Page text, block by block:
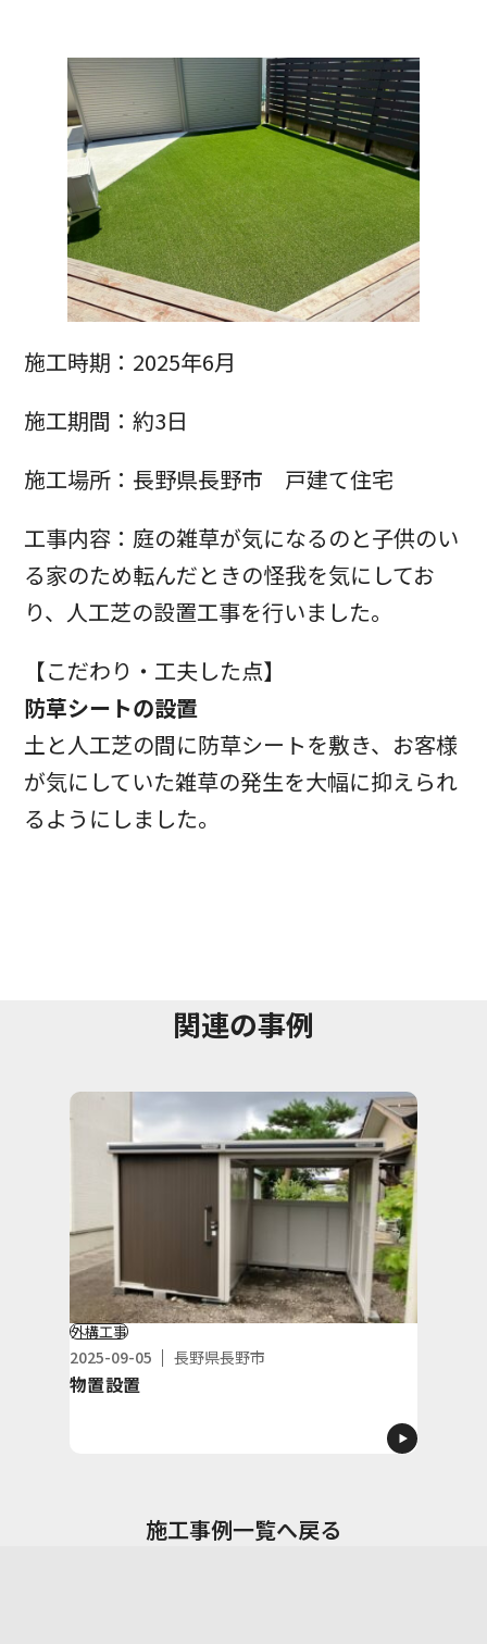
施工時期：2025年6月
施工期間：約3日
施工場所：長野県長野市 戸建て住宅
工事内容：庭の雑草が気になるのと子供のい
る家のため転んだときの怪我を気にしてお
り、人工芝の設置工事を行いました。
【こだわり・工夫した点】
防草シートの設置
土と人工芝の間に防草シートを敷き、お客様
が気にしていた雑草の発生を大幅に抑えられ
るようにしました。
関連の事例
外構工事
2025-09-05 長野県長野市
物置設置
施工事例一覧へ戻る